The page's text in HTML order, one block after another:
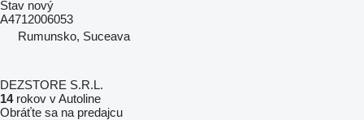
Stav nový
A4712006053
Rumunsko, Suceava
DEZSTORE S.R.L.
14rokov v Autoline
Obráťte sa na predajcu